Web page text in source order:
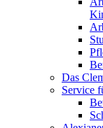
Das
Service